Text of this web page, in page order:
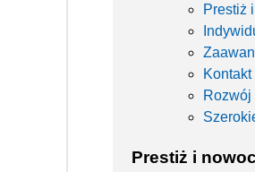
Prestiż
Rozwój
Prestiż i